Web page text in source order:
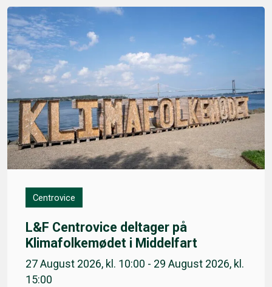
Centrovice
L&F Centrovice deltager på
Klimafolkemødet i Middelfart
27 August 2026, kl. 10:00 - 29 August 2026, kl.
15:00